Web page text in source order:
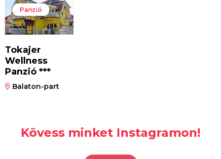
Panzió
Tokajer
Wellness
Panzió ***
Balaton-part
Kövess minket Instagramon!